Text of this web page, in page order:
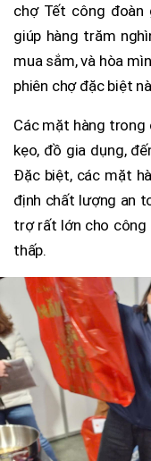
chợ Tết công đoàn
giúp hàng trăm
mua sắm, và hòa
phiên chợ đặc biệt
Các mặt hàng trong
kẹo, đồ gia dụng,
Đặc biệt, các mặt
định chất lượng an
trợ rất lớn cho công
thấp.